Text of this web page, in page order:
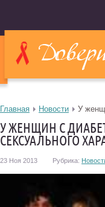
Главная Новости У
У ЖЕНЩИН С
СЕКСУАЛЬНОГО
23 Ноя 2013 Рубрика: